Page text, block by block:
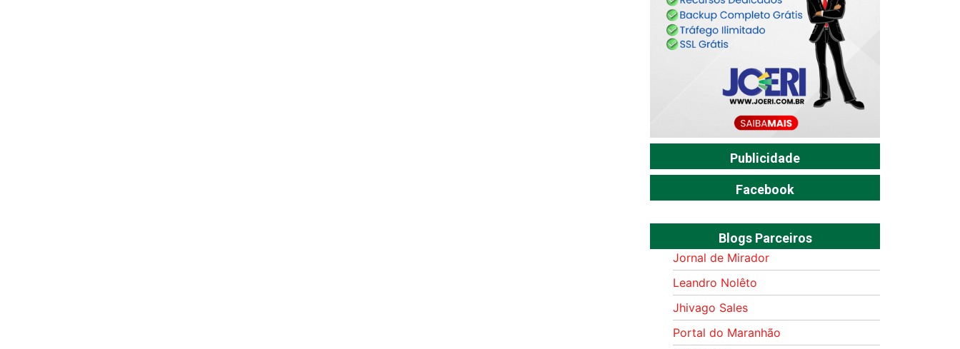
Publicidade
Facebook
Blogs Parceiros
Jornal de Mirador
Leandro Nolêto
Jhivago Sales
Portal do Maranhão